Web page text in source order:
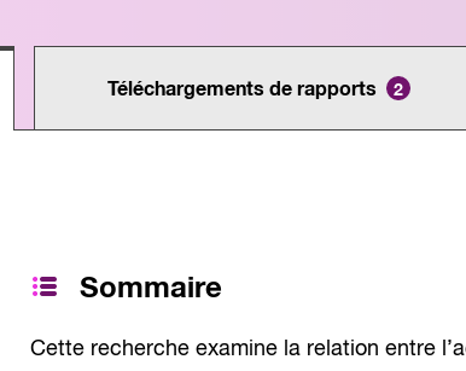
Microcertifications
Information sur le marché du travail
Apprentissage intégré
Formation
Téléchargements de rapports 2
Sommaire
Cette recherche examine la relation entre